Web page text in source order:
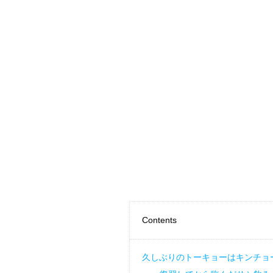
Contents
久しぶりのトーキョーはキンチョ